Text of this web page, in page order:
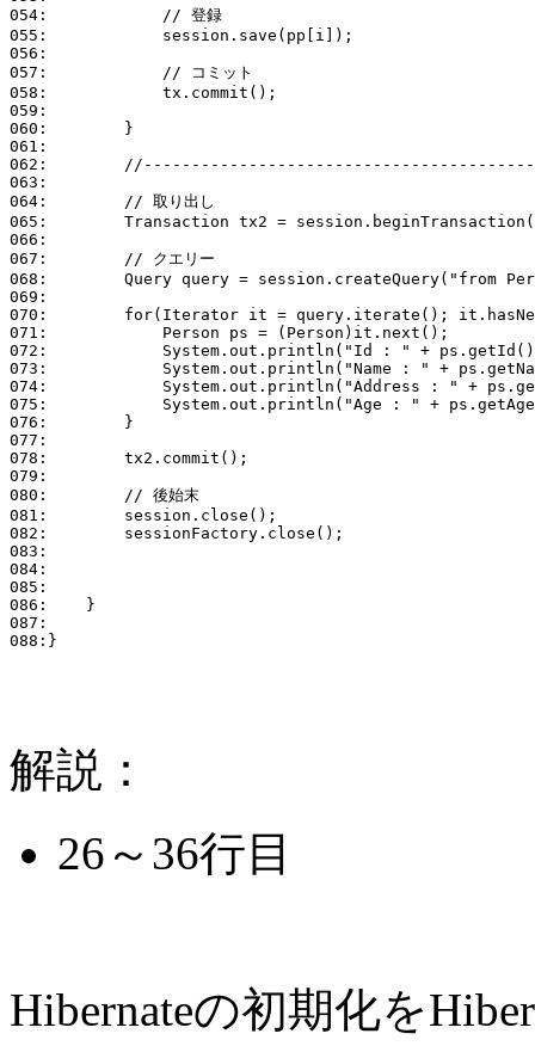
054:            // 登録
055:            session.save(pp[i]);
056:
057:            // コミット
058:            tx.commit();
059:
060:        }
061:
062:
063:
064:        // 取り出し
065:        Transaction tx2 =
066:
067:        // クエリー
068:        Query query = session.createQuery("from
069:
070:        for(Iterator it = query.iterate();
071:            Person ps = (Person)it.next();
072:            System.out.println("Id : " +
073:            System.out.println("Name : " +
074:            System.out.println("Address : " +
075:            System.out.println("Age : " +
076:        }
077:
078:        tx2.commit();
079:
080:        // 後始末
081:        session.close();
082:        sessionFactory.close();
083:
084:
085:
086:    }
087:
解説：
26～36行目
Hibernateの初期化を